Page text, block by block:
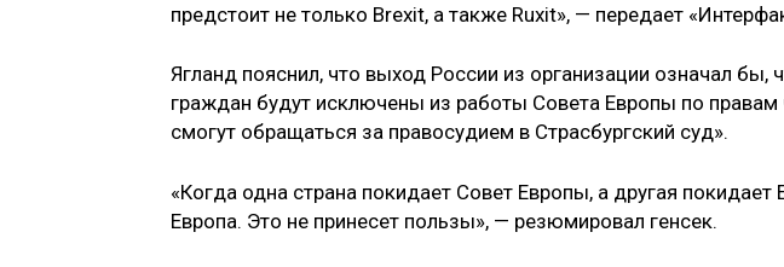
предстоит не только Brexit, а также Ruxit», — передает
Ягланд пояснил, что выход России из организации означал бы,
граждан будут исключены из работы Совета Европы по правам
смогут обращаться за правосудием в Страсбургский суд».
«Когда одна страна покидает Совет Европы, а другая
Европа. Это не принесет пользы», — резюмировал генсек.